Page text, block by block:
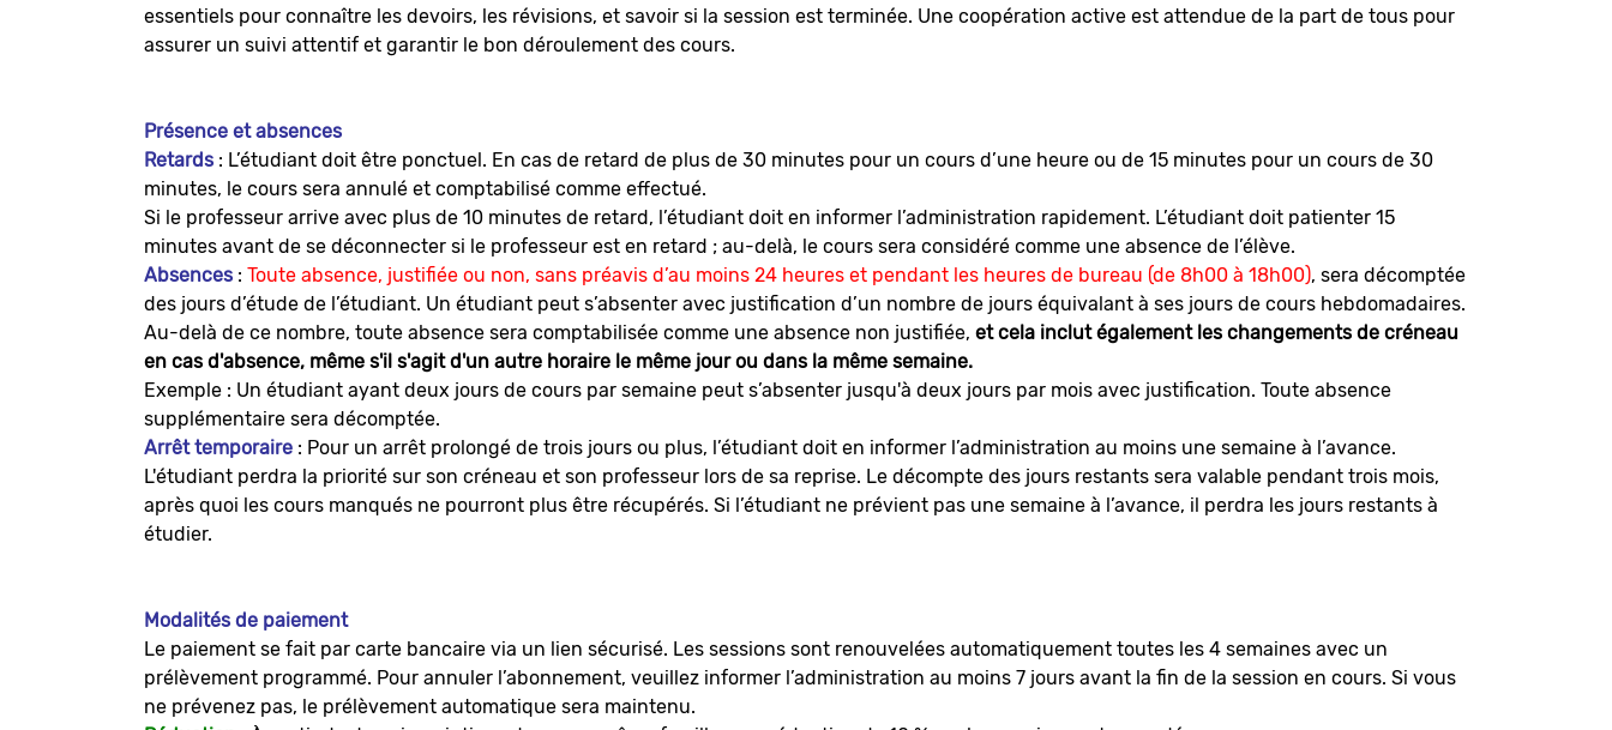
essentiels pour connaître les devoirs, les révisions, et savoir si la session est terminée. Une coopération active est attendue de la part de tous pour
assurer un suivi attentif et garantir le bon déroulement des cours.
Présence et absences
Retards : L’étudiant doit être ponctuel. En cas de retard de plus de 30 minutes pour un cours d’une heure ou de 15 minutes pour un cours de 30
minutes, le cours sera annulé et comptabilisé comme effectué.
Si le professeur arrive avec plus de 10 minutes de retard, l’étudiant doit en informer l’administration rapidement. L’étudiant doit patienter 15
minutes avant de se déconnecter si le professeur est en retard ; au-delà, le cours sera considéré comme une absence de l’élève.
Absences : Toute absence, justifiée ou non, sans préavis d’au moins 24 heures et pendant les heures de bureau (de 8h00 à 18h00), sera décomptée
des jours d’étude de l’étudiant. Un étudiant peut s’absenter avec justification d’un nombre de jours équivalant à ses jours de cours hebdomadaires.
Au-delà de ce nombre, toute absence sera comptabilisée comme une absence non justifiée, et cela inclut également les changements de créneau
en cas d'absence, même s'il s'agit d'un autre horaire le même jour ou dans la même semaine.
Exemple : Un étudiant ayant deux jours de cours par semaine peut s’absenter jusqu'à deux jours par mois avec justification. Toute absence
supplémentaire sera décomptée.
Arrêt temporaire : Pour un arrêt prolongé de trois jours ou plus, l’étudiant doit en informer l’administration au moins une semaine à l’avance.
L'étudiant perdra la priorité sur son créneau et son professeur lors de sa reprise. Le décompte des jours restants sera valable pendant trois mois,
après quoi les cours manqués ne pourront plus être récupérés. Si l’étudiant ne prévient pas une semaine à l’avance, il perdra les jours restants à
étudier.
Modalités de paiement
Le paiement se fait par carte bancaire via un lien sécurisé. Les sessions sont renouvelées automatiquement toutes les 4 semaines avec un
prélèvement programmé. Pour annuler l’abonnement, veuillez informer l’administration au moins 7 jours avant la fin de la session en cours. Si vous
ne prévenez pas, le prélèvement automatique sera maintenu.